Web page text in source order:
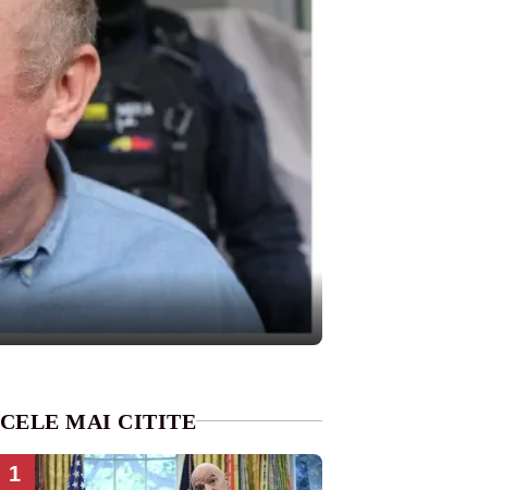
CELE MAI CITITE
1